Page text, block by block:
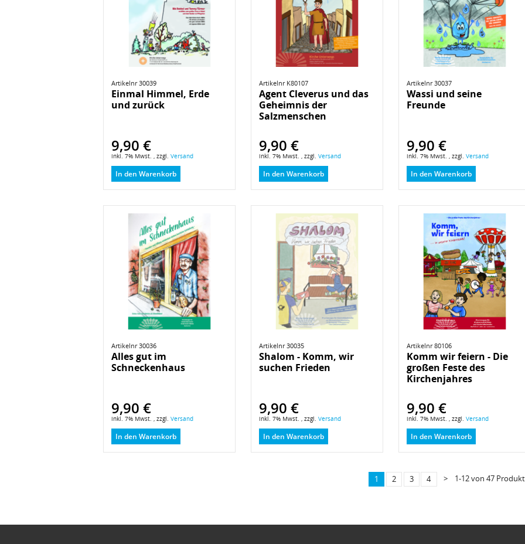
Artikelnr 30039
Einmal Himmel, Erde
und zurück
9,90 €
inkl. 7% Mwst. , zzgl. Versand
In den Warenkorb
Artikelnr K80107
Agent Cleverus und das
Geheimnis der
Salzmenschen
9,90 €
inkl. 7% Mwst. , zzgl. Versand
In den Warenkorb
Artikelnr 30037
Wassi und seine
Freunde
9,90 €
inkl. 7% Mwst. , zzgl. Versand
In den Warenkorb
Artikelnr 30036
Alles gut im
Schneckenhaus
9,90 €
inkl. 7% Mwst. , zzgl. Versand
In den Warenkorb
Artikelnr 30035
Shalom - Komm, wir
suchen Frieden
9,90 €
inkl. 7% Mwst. , zzgl. Versand
In den Warenkorb
Artikelnr 80106
Komm wir feiern - Die
großen Feste des
Kirchenjahres
9,90 €
inkl. 7% Mwst. , zzgl. Versand
In den Warenkorb
1 2 3 4 > 1-12 von 47